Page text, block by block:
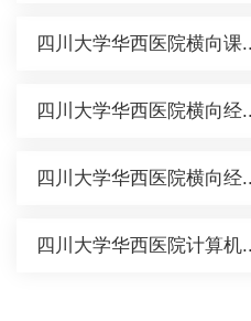
四川大学华西医院横向课
四川大学华西医院横向经
四川大学华西医院横向经
四川大学华西医院计算机